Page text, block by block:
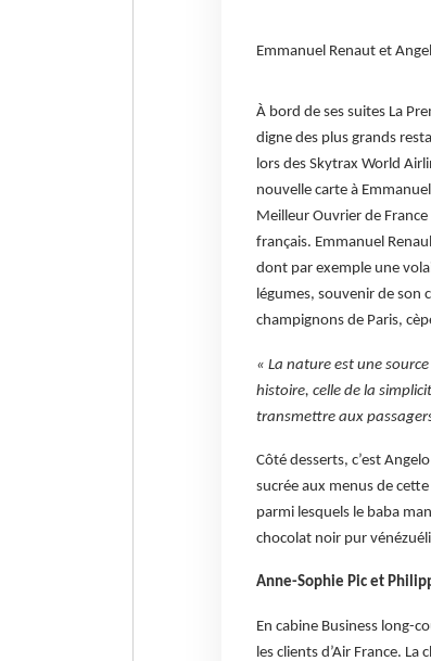
Emmanuel Renaut et
À bord de ses suites La
digne des plus grands
lors des Skytrax World
nouvelle carte à
Meilleur Ouvrier de
français. Emmanuel
dont par exemple une
légumes, souvenir de son
champignons de Paris,
« La nature est une
histoire, celle de la
transmettre aux
Côté desserts, c’est
sucrée aux menus de
parmi lesquels le baba
chocolat noir pur
Anne-Sophie Pic et
En cabine Business long-
les clients d’Air France.